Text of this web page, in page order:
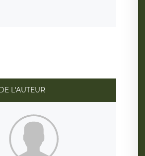
Senghor, joignable à l’adresse mail :
Vous avez
d’introduire une réclamation auprès
contrôle.
L'AUTEUR